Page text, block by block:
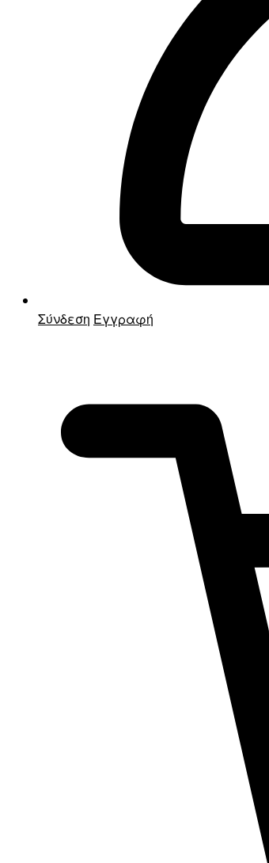
Σύνδεση Εγγραφή